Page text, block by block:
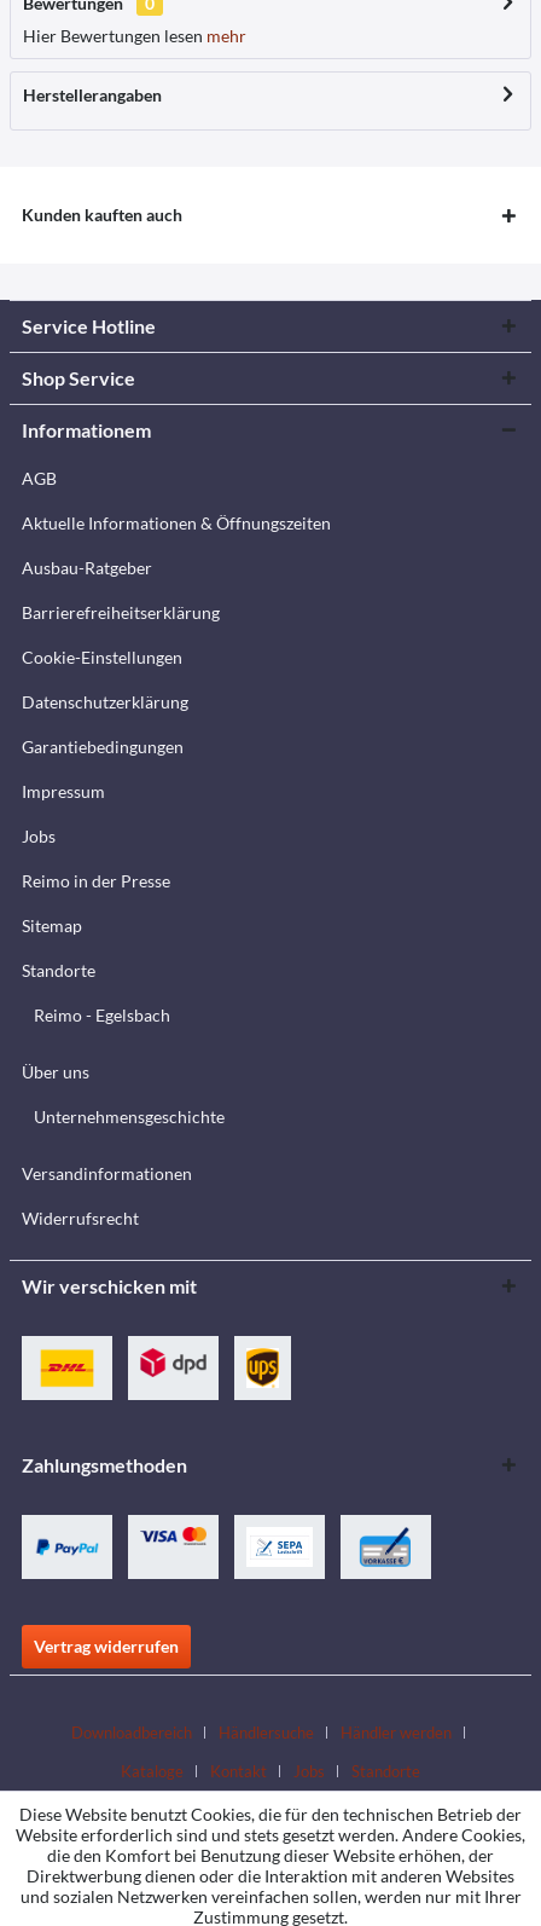
Hier Bewertungen lesen mehr
Herstellerangaben
Kunden kauften auch
Service Hotline
Shop Service
Informationem
AGB
Aktuelle Informationen & Öffnungszeiten
Ausbau-Ratgeber
Barrierefreiheitserklärung
Cookie-Einstellungen
Datenschutzerklärung
Garantiebedingungen
Impressum
Jobs
Reimo in der Presse
Sitemap
Standorte
Reimo - Egelsbach
Über uns
Unternehmensgeschichte
Versandinformationen
Widerrufsrecht
Wir verschicken mit
Zahlungsmethoden
Vertrag widerrufen
Downloadbereich Händlersuche
Händler werden
Kataloge
Kontakt Jobs Standorte
Diese Website benutzt Cookies, die für den technischen Betrieb der
Website erforderlich sind und stets gesetzt werden. Andere Cookies,
die den Komfort bei Benutzung dieser Website erhöhen, der
Direktwerbung dienen oder die Interaktion mit anderen Websites
und sozialen Netzwerken vereinfachen sollen, werden nur mit Ihrer
Zustimmung gesetzt.